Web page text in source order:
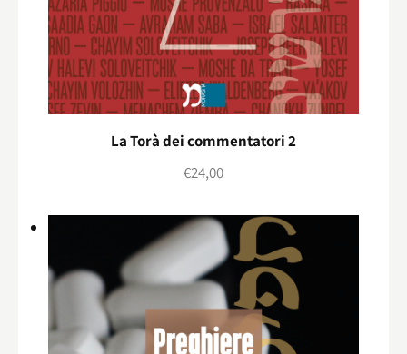
La Torà dei commentatori 2
€24,00